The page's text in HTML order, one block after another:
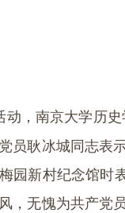
动，南京大学历史
员耿冰城同志表
园新村纪念馆时
，无愧为共产党